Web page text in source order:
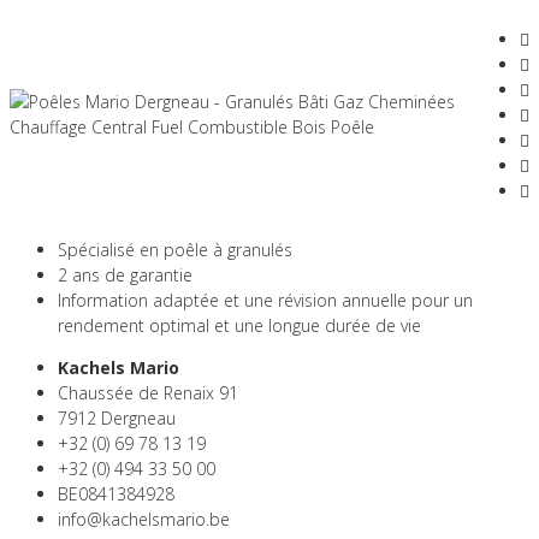
Spécialisé en poêle à granulés
2 ans de garantie
Information adaptée et une révision annuelle pour un
rendement optimal et une longue durée de vie
Kachels Mario
Chaussée de Renaix 91
7912 Dergneau
+32 (0) 69 78 13 19
+32 (0) 494 33 50 00
BE0841384928
info@kachelsmario.be